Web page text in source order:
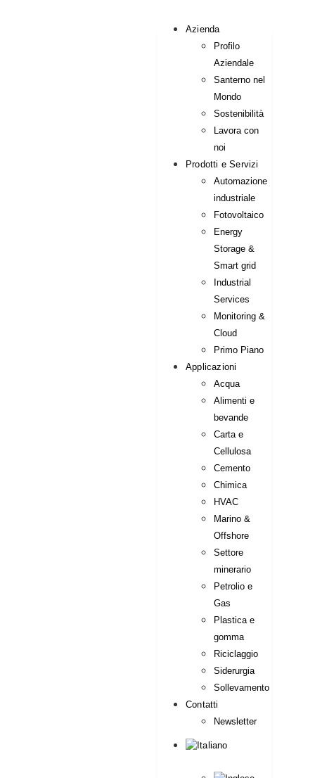
Azienda
Profilo
Aziendale
Santerno nel
Mondo
Sostenibilità
Lavora con
noi
Prodotti e Servizi
Automazione
industriale
Fotovoltaico
Energy
Storage &
Smart grid
Industrial
Services
Monitoring &
Cloud
Primo Piano
Applicazioni
Acqua
Alimenti e
bevande
Carta e
Cellulosa
Cemento
Chimica
HVAC
Marino &
Offshore
Settore
minerario
Petrolio e
Gas
Plastica e
gomma
Riciclaggio
Siderurgia
Sollevamento
Contatti
Newsletter